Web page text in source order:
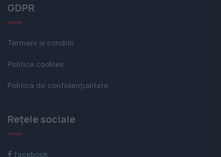
GDPR
Termeni si conditii
Politica cookies
Politica de confidențialitate
Rețele sociale
facebook